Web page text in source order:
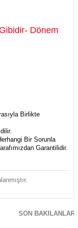
Dönem
Birlikte
Bir Sorunla
Garantilidir.
SON BAKILANLAR